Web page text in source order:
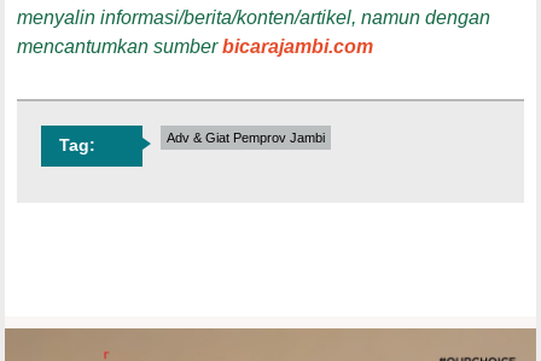
menyalin informasi/berita/konten/artikel, namun dengan
mencantumkan sumberbicarajambi.com
Tag: Adv & Giat Pemprov Jambi